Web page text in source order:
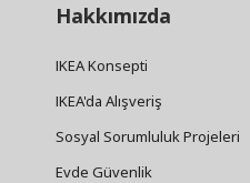
Hakkımızda
IKEA Konsepti
IKEA'da Alışveriş
Sosyal Sorumluluk Projeleri
Evde Güvenlik